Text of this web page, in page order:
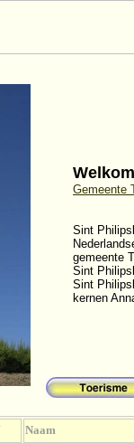
Gemeente
Sint
gemeente
Sint
Sint
kernen
Naam